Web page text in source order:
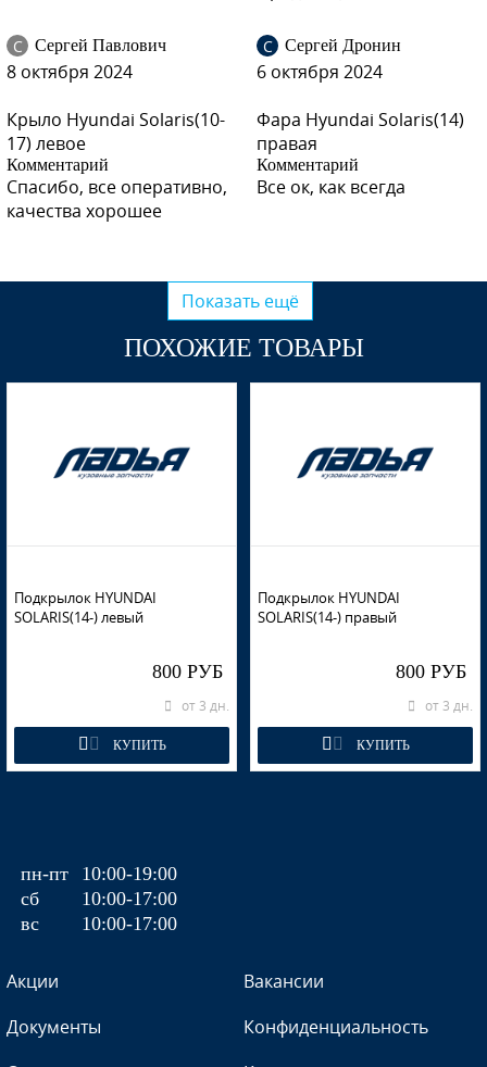
RHM - SLEEK SILVER, IRONMAN SILVER
RHM - SLEEK SILVER, IRONMAN SILVER
WGM - SAPPHIRE BLUE
WGM - SAPPHIRE BLUE
TDY - CHARMING RED, GARNET RED
С Сергей Павлович
8 октября 2024
Крыло Hyundai Solaris(10-
17) левое
Комментарий
Спасибо, все оперативно,
качества хорошее
С Сергей Дронин
6 октября 2024
Фара Hyundai Solaris(14)
правая
Комментарий
Все ок, как всегда
Показать ещё
ПОХОЖИЕ ТОВАРЫ
Подкрылок HYUNDAI
SOLARIS(14-) левый
800 РУБ
от 3 дн.
КУПИТЬ
Подкрылок HYUNDAI
SOLARIS(14-) правый
800 РУБ
от 3 дн.
КУПИТЬ
пн-пт 10:00-19:00
сб
10:00-17:00
вс
10:00-17:00
Акции
Вакансии
Документы
Конфиденциальность